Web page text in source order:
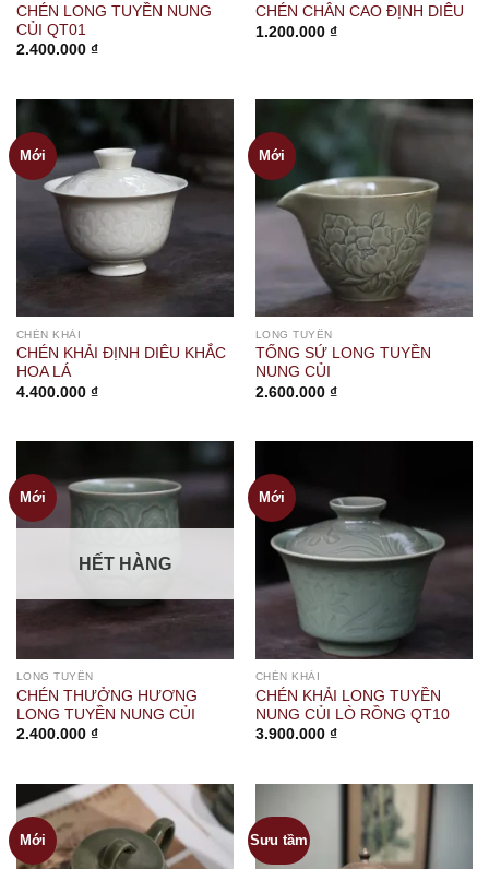
CHÉN LONG TUYỀN NUNG
CỦI QT01
2.400.000 ₫
CHÉN CHÂN CAO ĐỊNH DIÊU
1.200.000 ₫
Mới
CHÉN KHẢI
CHÉN KHẢI ĐỊNH DIÊU KHẮC
HOA LÁ
4.400.000 ₫
Mới
LONG TUYỀN
TỐNG SỨ LONG TUYỀN
NUNG CỦI
2.600.000 ₫
Mới
HẾT HÀNG
LONG TUYỀN
CHÉN THƯỞNG HƯƠNG
LONG TUYỀN NUNG CỦI
2.400.000 ₫
Mới
CHÉN KHẢI
CHÉN KHẢI LONG TUYỀN
NUNG CỦI LÒ RỒNG QT10
3.900.000 ₫
Mới Sưu tầm